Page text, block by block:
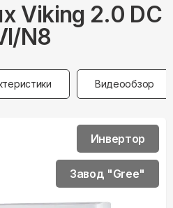
Viking 2.0 DC
N8
Видеообзор
Инвертор
Завод "Gree"